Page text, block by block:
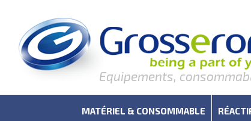
Equipements,
MATÉRIEL & CONSOMMABLE